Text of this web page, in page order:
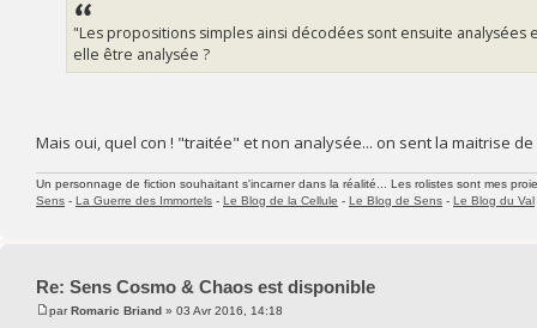
"Les propositions simples ainsi décodées sont ensuite
elle être analysée ?
Mais oui, quel con ! "traitée" et non analysée... on sent la maitrise de
Un personnage de fiction souhaitant s'incarner dans la réalité... Les rolistes sont mes
Sens - La Guerre des Immortels - Le Blog de la Cellule - Le Blog de Sens - Le Blog du Val
Re: Sens Cosmo & Chaos est disponible
parRomaric Briand » 03 Avr 2016, 14:18